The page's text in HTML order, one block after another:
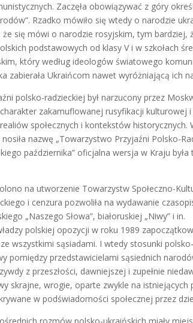
Zaczęła obowiązywać z góry
Rzadko mówiło się wtedy o narodzie
że się mówi o narodzie rosyjskim, tym bardziej,
podstawowych od klasy V i w szkołach
który według ideologów światowego
zabierała Ukraińcom nawet wyróżniającą ich
polsko-radzieckiej był narzucony przez
zakamuflowanej rusyfikacji kulturowej
społecznych i kontekstów historycznych.
nazwę „Towarzystwo Przyjaźni Polsko-
października” oficjalna wersja w Kraju
na utworzenie Towarzystw Społeczno-
i cenzura pozwoliła na wydawanie
„Naszego Słowa”, białoruskiej „Niwy” i in.
polskiej opozycji w roku 1989
wszystkimi sąsiadami. I wtedy stosunki
pomiędzy przedstawicielami sąsiednich
z przeszłości, dawniejszej i zupełnie
skrajne, wrogie, oparte zwykle na istniejących
w podświadomości społecznej przez